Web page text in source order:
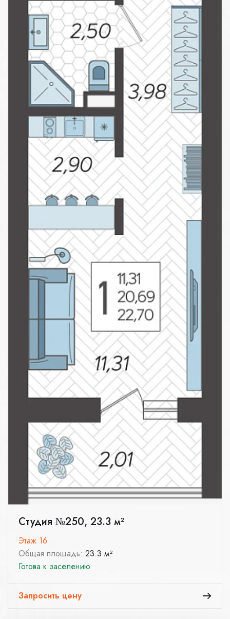
Студия №250, 23.3 м²
Этаж 16
Общая площадь: 23.3 м²
Готова к заселению
Запросить цену